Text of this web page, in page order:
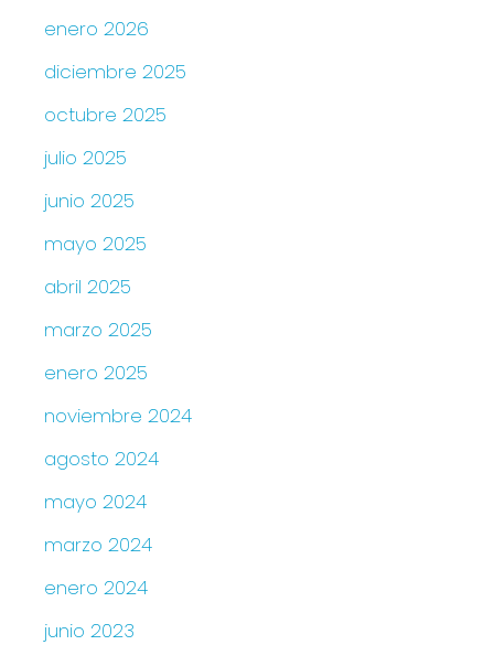
enero 2026
diciembre 2025
octubre 2025
julio 2025
junio 2025
mayo 2025
abril 2025
marzo 2025
enero 2025
noviembre 2024
agosto 2024
mayo 2024
marzo 2024
enero 2024
junio 2023